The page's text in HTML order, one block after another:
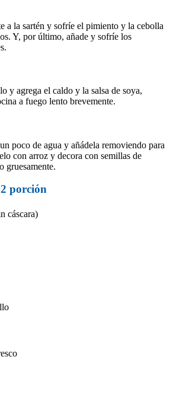
a la sartén y sofríe el pimiento y la cebolla
Y, por último, añade y sofríe los
y agrega el caldo y la salsa de soya,
a fuego lento brevemente.
poco de agua y añádela removiendo para
con arroz y decora con semillas de
gruesamente.
2 porción
cáscara)